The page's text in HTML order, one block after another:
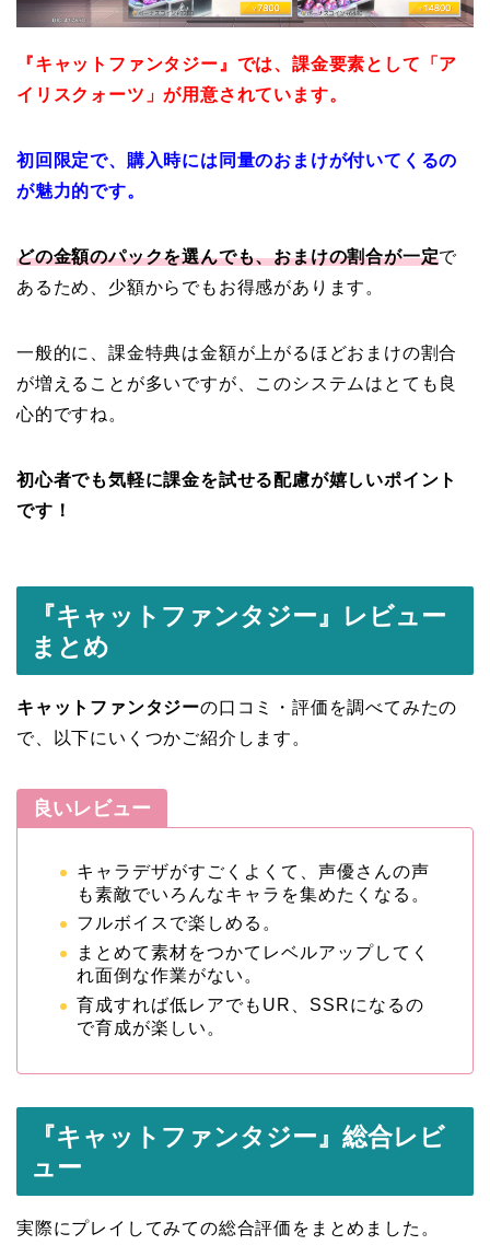
『キャットファンタジー』では、課金要素として「ア
イリスクォーツ」が用意されています。
初回限定で、購入時には同量のおまけが付いてくるの
が魅力的です。
どの金額のパックを選んでも、おまけの割合が一定で
あるため、少額からでもお得感があります。
一般的に、課金特典は金額が上がるほどおまけの割合
が増えることが多いですが、このシステムはとても良
心的ですね。
初心者でも気軽に課金を試せる配慮が嬉しいポイント
です！
『キャットファンタジー』レビュー
まとめ
キャットファンタジーの口コミ・評価を調べてみたの
で、以下にいくつかご紹介します。
良いレビュー
キャラデザがすごくよくて、声優さんの声
も素敵でいろんなキャラを集めたくなる。
フルボイスで楽しめる。
まとめて素材をつかてレベルアップしてく
れ面倒な作業がない。
育成すれば低レアでもUR、SSRになるの
で育成が楽しい。
『キャットファンタジー』総合レビ
ュー
実際にプレイしてみての総合評価をまとめました。